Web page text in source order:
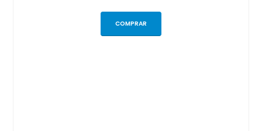
COMPRAR